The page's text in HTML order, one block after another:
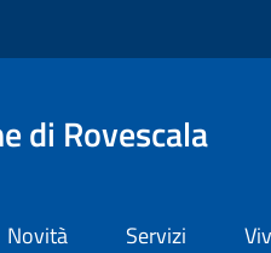
di Rovescala
Novità Servizi